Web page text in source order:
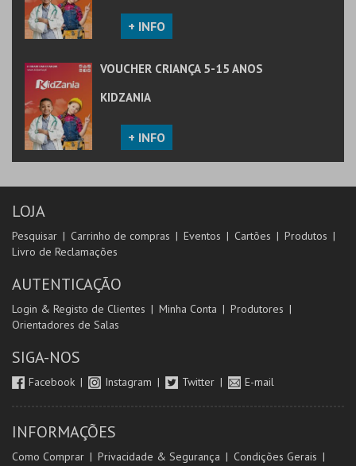
+ INFO
VOUCHER CRIANÇA 5-15 ANOS
KIDZANIA
+ INFO
LOJA
Pesquisar Carrinho de compras Eventos Cartões
Produtos
Livro de Reclamações
AUTENTICAÇÃO
Login & Registo de Clientes Minha Conta
Produtores
Orientadores de Salas
SIGA-NOS
Facebook Instagram Twitter E-mail
INFORMAÇÕES
Como Comprar Privacidade & Segurança
Condições Gerais